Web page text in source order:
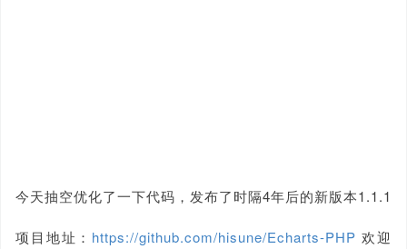
今天抽空优化了一下代码，发布了时隔4年后的新版本1.1.1
项目地址： https://github.com/hisune/Echarts-PHP 欢迎